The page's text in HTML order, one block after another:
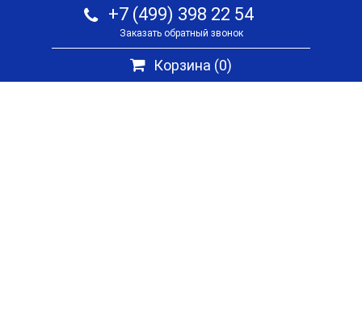
+7 (499) 398 22 54
Заказать обратный звонок
Корзина (0)